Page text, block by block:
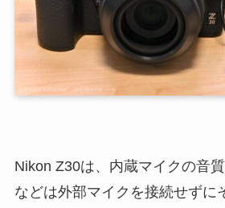
Nikon Z30は、内蔵マイクの音
などは外部マイクを接続せずに